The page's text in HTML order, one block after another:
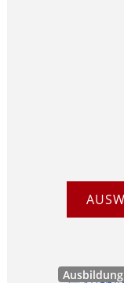
Ausbildung